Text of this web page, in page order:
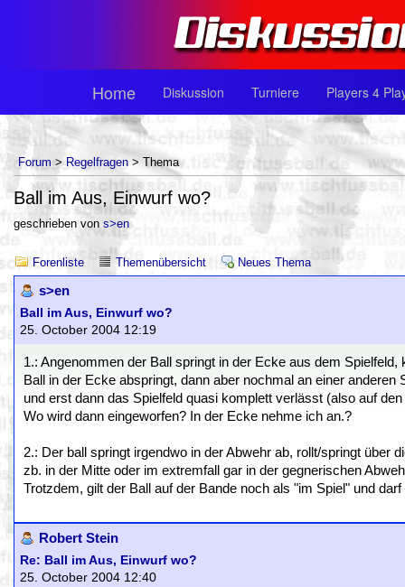
Home Diskussion Turniere Players 4
Forum > Regelfragen > Thema
Ball im Aus, Einwurf wo?
geschrieben von s>en
Forenliste Themenübersicht Neues Thema
s>en
Ball im Aus, Einwurf wo?
25. October 2004 12:19
1.: Angenommen der Ball springt in der Ecke aus dem
Ball in der Ecke abspringt, dann aber nochmal an einer
und erst dann das Spielfeld quasi komplett verlässt (also auf
Wo wird dann eingeworfen? In der Ecke nehme ich an.?
2.: Der ball springt irgendwo in der Abwehr ab, rollt/springt über
zb. in der Mitte oder im extremfall gar in der gegnerischen
Trotzdem, gilt der Ball auf der Bande noch als "im Spiel" und
Robert Stein
Re: Ball im Aus, Einwurf wo?
25. October 2004 12:40